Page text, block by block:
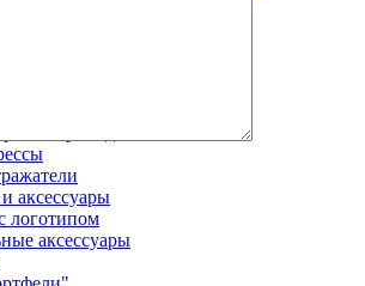
аксессуары
логотипом
аксессуары